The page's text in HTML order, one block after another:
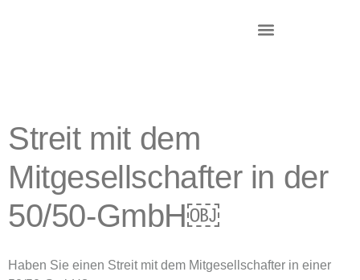
Streit mit dem
Mitgesellschafter in der
50/50-GmbH￼
Haben Sie einen Streit mit dem Mitgesellschafter in einer